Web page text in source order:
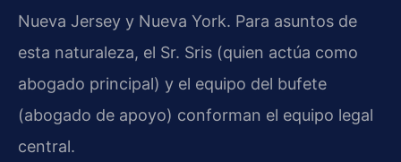
Nueva Jersey y Nueva York. Para asuntos de
esta naturaleza, el Sr. Sris (quien actúa como
abogado principal) y el equipo del bufete
(abogado de apoyo) conforman el equipo legal
central.